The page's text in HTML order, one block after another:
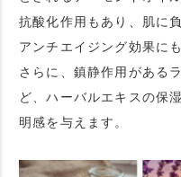
抗酸化作用もあり、肌に
アンチエイジング効果に
さらに、鎮静作用がある
ど、ハーバルエキスの保
明感を与えます。